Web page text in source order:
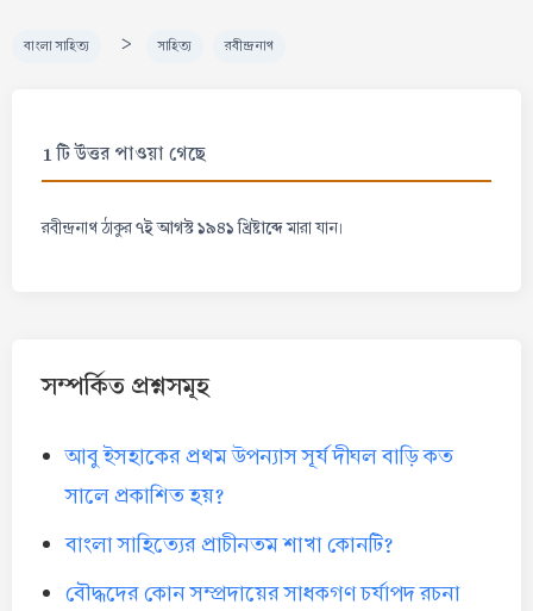
বাংলা সাহিত্য > সাহিত্য রবীন্দ্রনাথ
1 টি উত্তর পাওয়া গেছে
রবীন্দ্রনাথ ঠাকুর৭ই আগস্ট ১৯৪১ খ্রিষ্টাব্দেমারা যান।
সম্পর্কিত প্রশ্নসমূহ
আবু ইসহাকের প্রথম উপন্যাস সূর্য দীঘল বাড়ি কত
সালে প্রকাশিত হয়?
বাংলা সাহিত্যের প্রাচীনতম শাখা কোনটি?
বৌদ্ধদের কোন সম্প্রদায়ের সাধকগণ চর্যাপদ রচনা